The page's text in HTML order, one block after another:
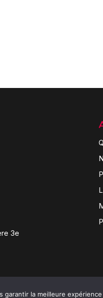
3e
garantir la meilleure